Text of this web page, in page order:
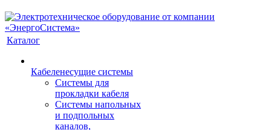
Каталог
Кабеленесущие системы
Системы для
прокладки кабеля
Системы напольных
и подпольных
каналов,